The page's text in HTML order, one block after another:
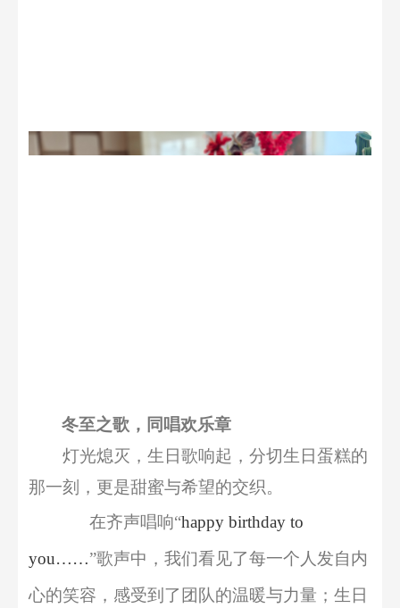
冬至之歌，同唱欢乐章
灯光熄灭 ，生日歌响起， 分切生日 蛋糕的
那一刻， 更是甜蜜与希望的交织。
在齐声唱响“happy birthday to
you……”歌声中，我们看见了每一个人发自内
心的笑容，感受到了团队的温暖与力量 ； 生日